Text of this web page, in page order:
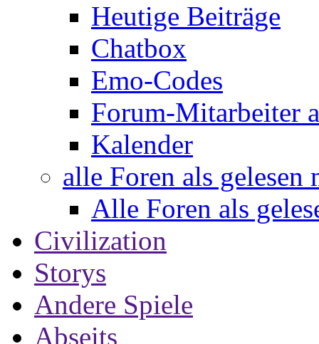
Heutige Beiträge
Chatbox
Emo-Codes
Forum-Mitarbeiter
Kalender
alle Foren als gelesen
Alle Foren als
Civilization
Storys
Andere Spiele
Abseits